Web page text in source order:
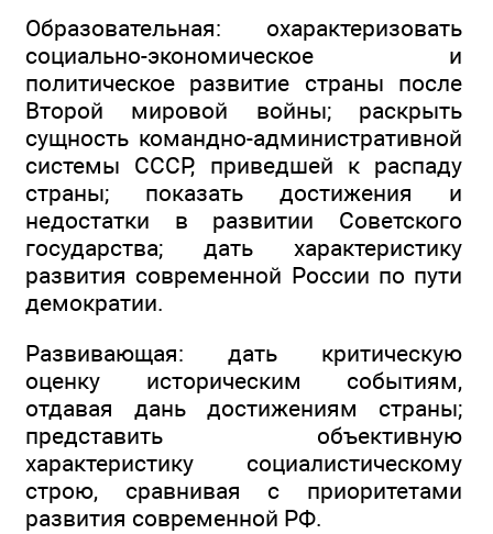
Образовательная: охарактеризовать
социально-экономическое и
политическое развитие страны после
Второй мировой войны; раскрыть
сущность командно-административной
системы СССР, приведшей к распаду
страны; показать достижения и
недостатки в развитии Советского
государства; дать характеристику
развития современной России по пути
демократии.
Развивающая: дать критическую
оценку историческим событиям,
отдавая дань достижениям страны;
представить объективную
характеристику социалистическому
строю, сравнивая с приоритетами
развития современной РФ.